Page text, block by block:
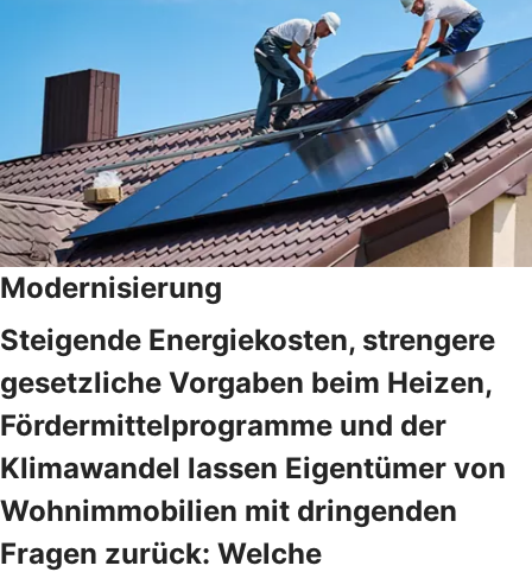
Modernisierung
Steigende Energiekosten, strengere
gesetzliche Vorgaben beim Heizen,
Fördermittelprogramme und der
Klimawandel lassen Eigentümer von
Wohnimmobilien mit dringenden
Fragen zurück: Welche